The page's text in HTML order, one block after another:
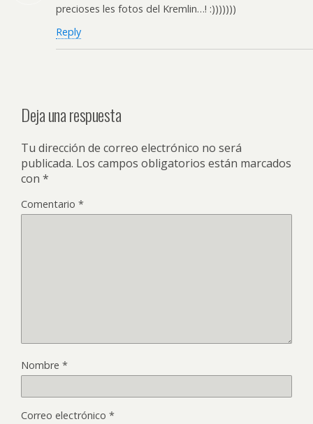
precioses les fotos del Kremlin…! :)))))))
Reply
Deja una respuesta
Tu dirección de correo electrónico no será
publicada. Los campos obligatorios están marcados
con *
Comentario *
Nombre *
Correo electrónico *